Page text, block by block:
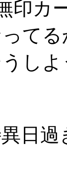
印カ
て
し
日